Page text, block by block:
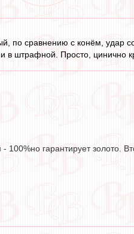
по сравнению с конём, удар
в штрафной. Просто, цинично
100%но гарантирует золото.